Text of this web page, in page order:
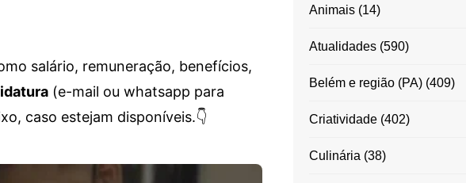
salário, remuneração, benefícios,
(e-mail ou whatsapp para
caso estejam disponíveis.👇
Animais(14)
Atualidades(590)
Belém e região (PA)(409)
Criatividade(402)
Culinária (38)